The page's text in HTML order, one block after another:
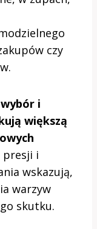
czy
i
większą
presji i
wskazują,
warzyw
skutku.